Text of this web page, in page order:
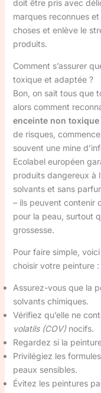
doit être pris avec
marques reconnues
choses et enlève le
produits.
Comment s’assurer
toxique et adaptée ?
Bon, on sait tous que
alors comment
enceinte non toxique
de risques,
souvent une mine
Ecolabel européen
produits dangereux à
solvants et sans
– ils peuvent contenir
pour la peau, surtout
grossesse.
Pour faire simple,
choisir votre peinture :
Assurez-vous que la
solvants chimiques.
Vérifiez qu’elle ne
volatils (COV)nocifs.
Regardez si la
Privilégiez les
peaux sensibles.
Évitez les peintures